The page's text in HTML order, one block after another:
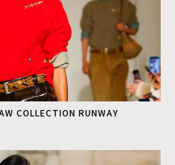
COLLECTION RUNWAY